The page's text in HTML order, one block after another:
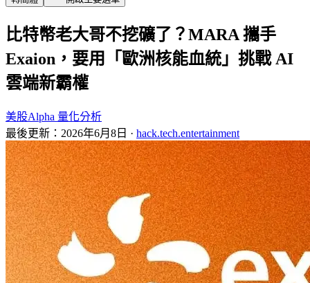
比特幣老大哥不挖礦了？MARA 攜手
Exaion，要用「歐洲核能血統」挑戰 AI
雲端新霸權
美股Alpha 量化分析
最後更新： 2026年6月8日 · hack.tech.entertainment